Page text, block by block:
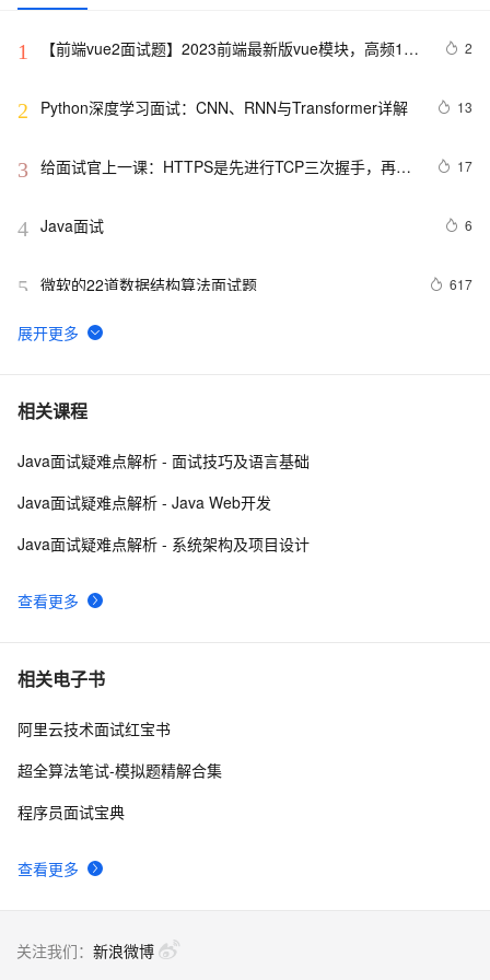
1
【前端vue2面试题】2023前端最新版vue模块，高频17
2
2 Python深度学习面试：CNN、RNN与Transformer详解 13
3 给面试官上一课：HTTPS是先进行TCP三次握手，再进
17
4 Java面试 6
5 微软的22道数据结构算法面试题 617
6
机器学习面试笔试知识点-贝叶斯网络(Bayesian
7 揭秘CSS布局神器：vw/vh、rem、%与px大PK，掌握它
8 10年Java面试总结：Java程序员面试必备的面试技巧
理）
相关课程
查看更多
Java面试疑难点解析 - 面试技巧及语言基础
Java面试疑难点解析 - Java Web开发
Java面试疑难点解析 - 系统架构及项目设计
相关电子书
查看更多
阿里云技术面试红宝书
超全算法笔试-模拟题精解合集
程序员面试宝典
关注我们： 新浪微博